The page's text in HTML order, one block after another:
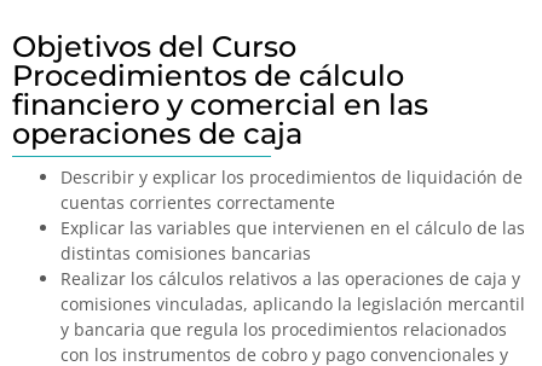
Objetivos del Curso
Procedimientos de cálculo
financiero y comercial en las
operaciones de caja
Describir y explicar los procedimientos de liquidación de
cuentas corrientes correctamente
Explicar las variables que intervienen en el cálculo de las
distintas comisiones bancarias
Realizar los cálculos relativos a las operaciones de caja y
comisiones vinculadas, aplicando la legislación mercantil
y bancaria que regula los procedimientos relacionados
con los instrumentos de cobro y pago convencionales y